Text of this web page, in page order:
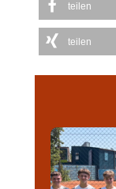
teilen
teilen